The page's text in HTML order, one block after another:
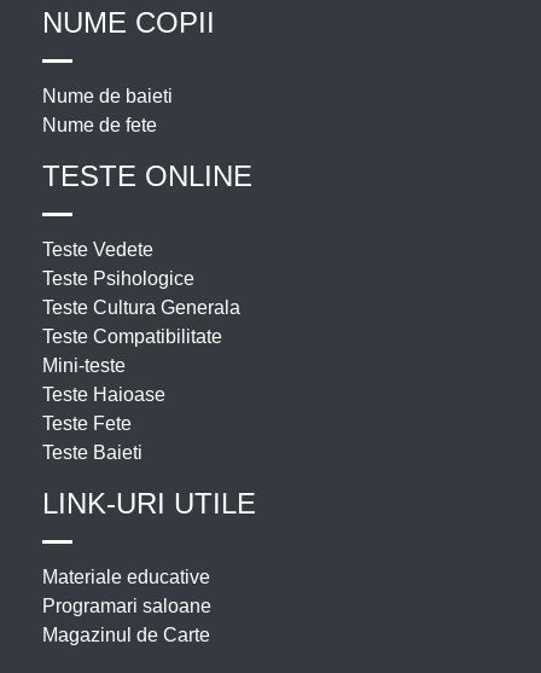
NUME COPII
Nume de baieti
Nume de fete
TESTE ONLINE
Teste Vedete
Teste Psihologice
Teste Cultura Generala
Teste Compatibilitate
Mini-teste
Teste Haioase
Teste Fete
Teste Baieti
LINK-URI UTILE
Materiale educative
Programari saloane
Magazinul de Carte